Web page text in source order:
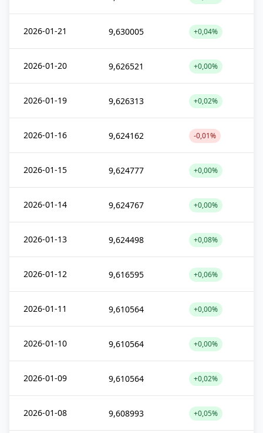
2026-01-21 9,630005 +0,04%
2026-01-20 9,626521 +0,00%
2026-01-19 9,626313 +0,02%
2026-01-16 9,624162 -0,01%
2026-01-15 9,624777 +0,00%
2026-01-14 9,624767 +0,00%
2026-01-13 9,624498 +0,08%
2026-01-12 9,616595 +0,06%
2026-01-11 9,610564 +0,00%
2026-01-10 9,610564 +0,00%
2026-01-09 9,610564 +0,02%
2026-01-08 9,608993 +0,05%